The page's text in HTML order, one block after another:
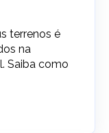
terrenos é
na
Saiba como